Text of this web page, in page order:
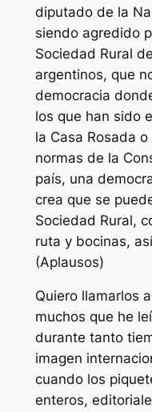
diputado de la
siendo agredido
Sociedad Rural
argentinos, que
democracia
los que han sido
la Casa Rosada
normas de la
país, una
crea que se
Sociedad Rural,
ruta y bocinas,
(Aplausos)
Quiero llamarlos
muchos que he
durante tanto
imagen
cuando los
enteros,